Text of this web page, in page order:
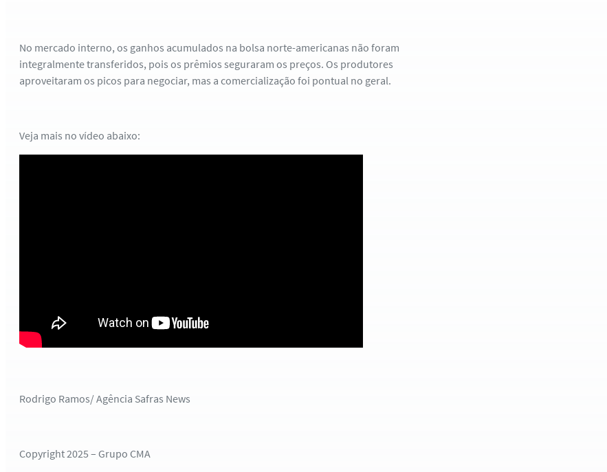
No mercado interno, os ganhos acumulados na bolsa norte-americanas não foram
integralmente transferidos, pois os prêmios seguraram os preços. Os produtores
aproveitaram os picos para negociar, mas a comercialização foi pontual no geral.
Veja mais no vídeo abaixo:
Rodrigo Ramos/ Agência Safras News
Copyright 2025 – Grupo CMA